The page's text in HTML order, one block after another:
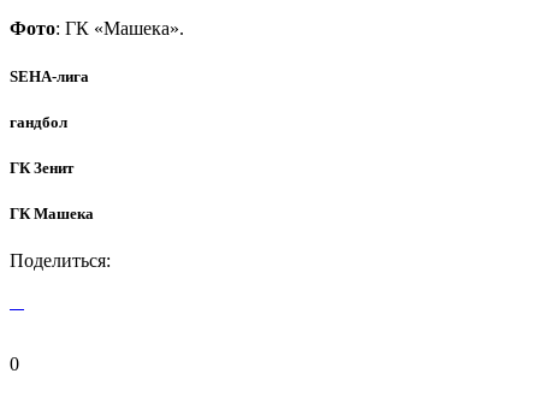
Фото: ГК «Машека».
SEHA-лига
гандбол
ГК Зенит
ГК Машека
Поделиться:
0